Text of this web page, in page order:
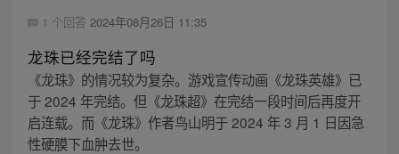
1 个回答 2024年08月26日 11:35
龙珠已经完结了吗
《龙珠》的情况较为复杂。游戏宣传动画《龙珠英雄》已
于 2024 年完结。但《龙珠超》在完结一段时间后再度开
启连载。而《龙珠》作者鸟山明于 2024 年 3 月 1 日因急
性硬膜下血肿去世。